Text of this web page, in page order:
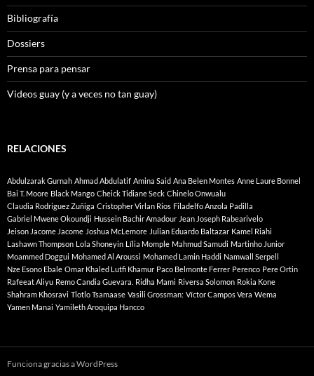
Bibliografía
Dossiers
Prensa para pensar
Videos guay (y a veces no tan guay)
RELACIONES
Abdulzarak Gurnah Ahmad Abdulatif Amina Said Ana Belen Montes Anne Laure Bonnel
Bai T. Moore Black Mango Cheick Tidiane Seck Chinelo Onwualu
Claudia Rodriguez Zuñiga Cristopher Virlan Rios Filadelfo Anzola Padilla
Gabriel Mwene Okoundji Hussein Bachir Amadour Jean Joseph Rabearivelo
Jeison Jacome Jacome Joshua McLemore Julian Eduardo Baltazar Kamel Riahi
Lashawn Thompson Lola Shoneyin Lília Momple Mahmud Samudi Martinho Junior
Moammed Doggui Mohamed Al Aroussi Mohamed Lamin Haddi Namwall Serpell
Nze Esono Ebale Omar Khaled Lutfi Khamur Paco Belmonte Ferrer Perenco Pere Ortin
Rafeeat Aliyu Remo Candia Guevara. Ridha Mami Riversa Solomon Rokia Kone
Shahram Khosravi Tlotlo Tsamaase Vasili Grossman: Víctor Campos Vera Wema
Yamen Manai Yamileth Aroquipa Hancco
Funciona gracias a WordPress